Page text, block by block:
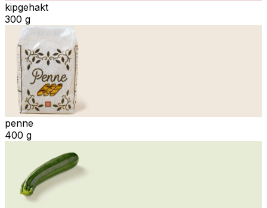
kipgehakt
300 g
penne
400 g